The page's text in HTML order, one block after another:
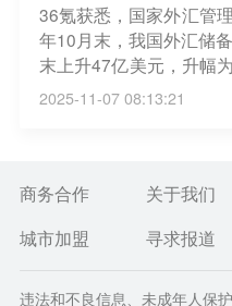
36氪获悉，国家外汇管
年10月末，我国外汇储
末上升47亿美元，升幅
要经济体货币政策及
响，美元指数上涨，全
率折算和资产价格变化
能大，长期向好的支撑
2025-11-07 08:13:21
商务合作 关于我们
城市加盟
寻求报道
违法和不良信息、未成年人保